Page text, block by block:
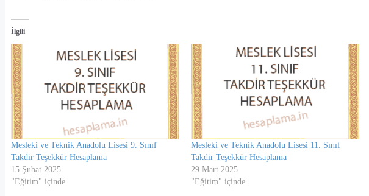
İlgili
Mesleki ve Teknik Anadolu Lisesi 9. Sınıf
Takdir Teşekkür Hesaplama
15 Şubat 2025
"Eğitim" içinde
Mesleki ve Teknik Anadolu Lisesi 11. Sınıf
Takdir Teşekkür Hesaplama
29 Mart 2025
"Eğitim" içinde